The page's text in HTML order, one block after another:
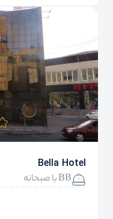
Bella Hotel
BB با صبحانه